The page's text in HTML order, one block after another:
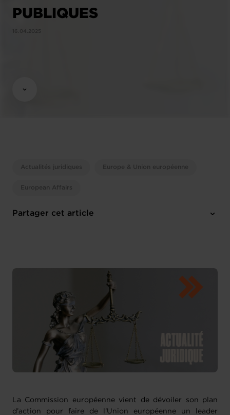
PUBLIQUES
Actualités juridiques Europe & Union européenne
European Affairs
Partager cet article
La Commission européenne vient de dévoiler son plan
d’action pour faire de l’Union européenne un leader